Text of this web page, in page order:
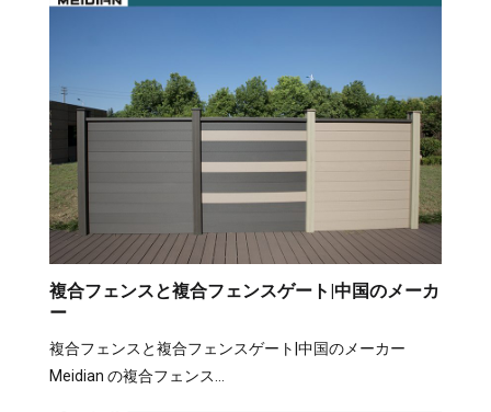
複合フェンスと複合フェンスゲート|中国のメーカ
ー
複合フェンスと複合フェンスゲート|中国のメーカー
Meidian の複合フェンス…